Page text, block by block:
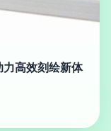
高效刻绘新体